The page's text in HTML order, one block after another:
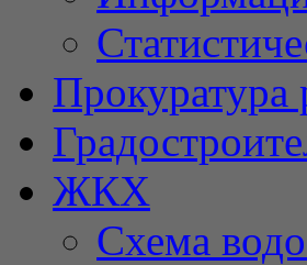
Прокуратура
ЖКХ
Схема